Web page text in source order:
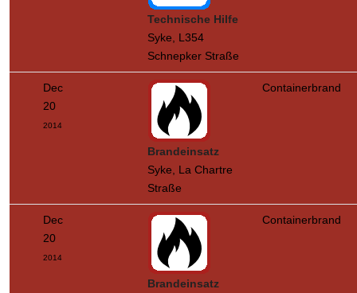
Technische Hilfe
Syke, L354
Schnepker Straße
Dec
20
2014
Brandeinsatz
Syke, La Chartre
Straße
Containerbrand
Dec
20
2014
Brandeinsatz
Containerbrand